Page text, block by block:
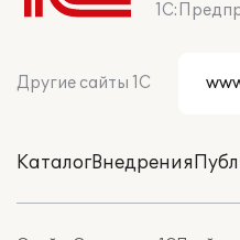
Другие сайты 1С
КаталогВнедрения